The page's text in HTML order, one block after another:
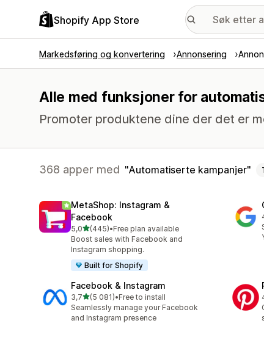
Shopify App Store
Markedsføring og konvertering Annonsering
Alle med funksjoner for
Promoter produktene dine der det er
368 apper med Automatiserte kampanjer
MetaShop: Instagram &
Facebook
5,0av 5 stjerner
(445)
Totalt 445 omtaler
•Free plan available
Boost sales with Facebook and
Instagram shopping.
Built for Shopify
Facebook & Instagram
3,7av 5 stjerner
(5 081)
Totalt 5081 omtaler
•Free to install
Seamlessly manage your Facebook
and Instagram presence